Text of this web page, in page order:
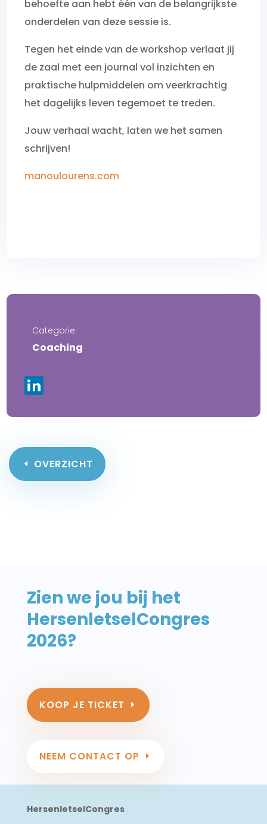
behoefte aan hebt één van de belangrijkste
onderdelen van deze sessie is.
Tegen het einde van de workshop verlaat jij
de zaal met een journal vol inzichten en
praktische hulpmiddelen om veerkrachtig
het dagelijks leven tegemoet te treden.
Jouw verhaal wacht, laten we het samen
schrijven!
manoulourens.com
Categorie
Coaching
OVERZICHT
Zien we jou bij het
HersenletselCongres
2026?
KOOP JE TICKET
NEEM CONTACT OP
HersenletselCongres